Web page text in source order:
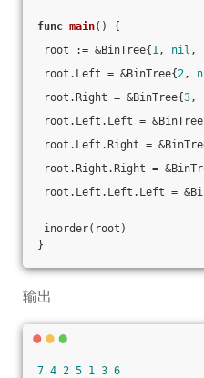
func main()
{
root := &BinTree{ 1, nil ,
root.Left = &BinTree{2,
root.Right = &BinTree{3,
root.Left.Left =
root.Left.Right =
root.Right.Right =
root.Left.Left.Left =
inorder(root)
}
输出
7 4 2 5 1 3 6